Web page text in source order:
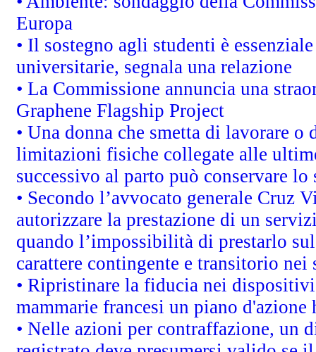
Europa
• Il sostegno agli studenti è
universitarie, segnala una relazione
• La Commissione annuncia una
Graphene Flagship Project
• Una donna che smetta di lavorare
limitazioni fisiche collegate alle
successivo al parto può conservare
• Secondo l’avvocato generale Cruz
autorizzare la prestazione di un
quando l’impossibilità di prestarlo
carattere contingente e transitorio
• Ripristinare la fiducia nei
mammarie francesi un piano
• Nelle azioni per contraffazione, un